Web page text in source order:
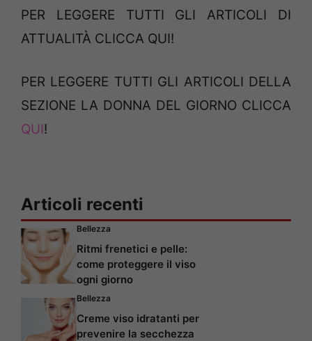
PER LEGGERE TUTTI GLI ARTICOLI DI
ATTUALITÀ CLICCA QUI!
PER LEGGERE TUTTI GLI ARTICOLI DELLA
SEZIONE LA DONNA DEL GIORNO CLICCA
QUI!
Articoli recenti
Bellezza
Ritmi frenetici e pelle:
come proteggere il viso
ogni giorno
Bellezza
Creme viso idratanti per
prevenire la secchezza